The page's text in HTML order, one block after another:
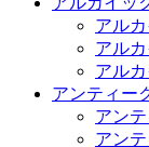
アル
アル
アル
アンティー
アン
アン